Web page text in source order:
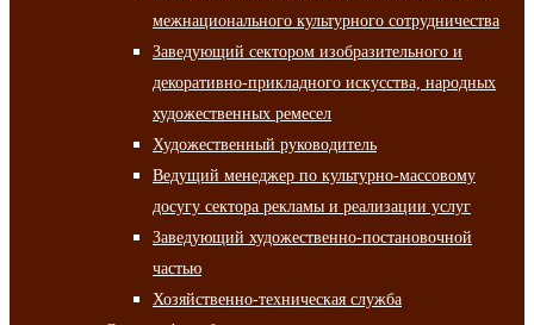
межнационального культурного сотрудничества
Заведующий сектором изобразительного и
декоративно-прикладного искусства, народных
художественных ремесел
Художественный руководитель
Ведущий менеджер по культурно-массовому
досугу сектора рекламы и реализации услуг
Заведующий художественно-постановочной
частью
Хозяйственно-техническая служба